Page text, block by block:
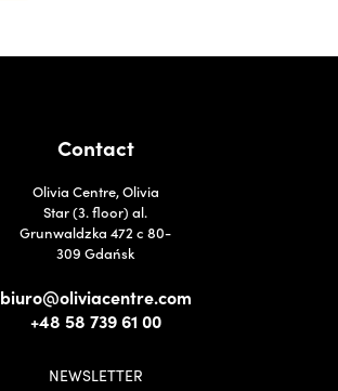
Contact
Olivia Centre, Olivia
Star (3. floor) al.
Grunwaldzka 472 c 80-
309 Gdańsk
biuro@oliviacentre.com
+48 58 739 61 00
NEWSLETTER